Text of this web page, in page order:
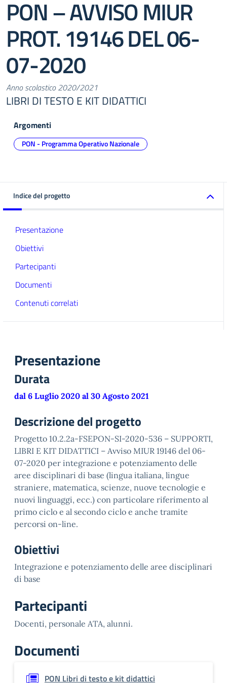
PON – AVVISO MIUR
PROT. 19146 DEL 06-
07-2020
Anno scolastico 2020/2021
LIBRI DI TESTO E KIT DIDATTICI
Argomenti
PON - Programma Operativo Nazionale
Indice del progetto
Presentazione
Obiettivi
Partecipanti
Documenti
Contenuti correlati
Presentazione
Durata
dal 6 Luglio 2020 al 30 Agosto 2021
Descrizione del progetto
Progetto 10.2.2a-FSEPON-SI-2020-536 – SUPPORTI,
LIBRI E KIT DIDATTICI – Avviso MIUR 19146 del 06-
07-2020 per integrazione e potenziamento delle
aree disciplinari di base (lingua italiana, lingue
straniere, matematica, scienze, nuove tecnologie e
nuovi linguaggi, ecc.) con particolare riferimento al
primo ciclo e al secondo ciclo e anche tramite
percorsi on-line.
Obiettivi
Integrazione e potenziamento delle aree disciplinari
di base
Partecipanti
Docenti, personale ATA, alunni.
Documenti
PON Libri di testo e kit didattici